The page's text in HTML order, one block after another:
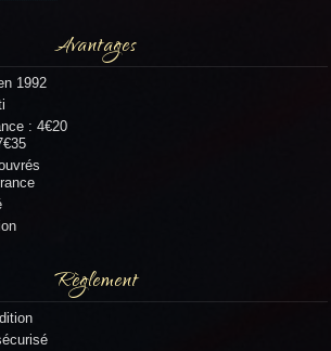
Avantages
1992
: 4€20
Règlement